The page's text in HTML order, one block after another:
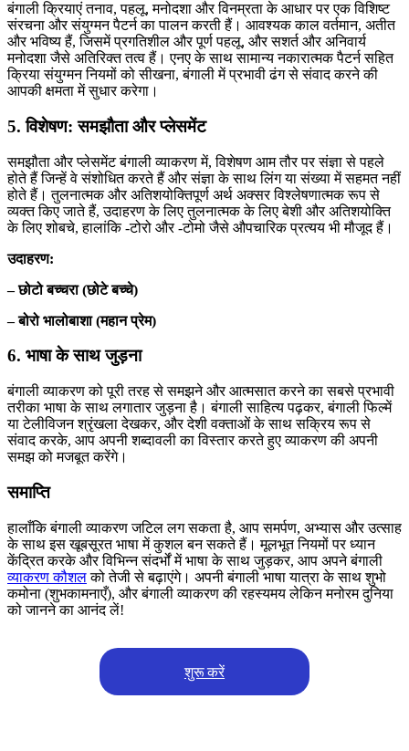
बंगाली क्रियाएं तनाव, पहलू, मनोदशा और विनम्रता के आधार पर एक विशिष्ट
संरचना और संयुग्मन पैटर्न का पालन करती हैं। आवश्यक काल वर्तमान, अतीत
और भविष्य हैं, जिसमें प्रगतिशील और पूर्ण पहलू, और सशर्त और अनिवार्य
मनोदशा जैसे अतिरिक्त तत्व हैं। एनए के साथ सामान्य नकारात्मक पैटर्न सहित
क्रिया संयुग्मन नियमों को सीखना, बंगाली में प्रभावी ढंग से संवाद करने की
आपकी क्षमता में सुधार करेगा।
5. विशेषण: समझौता और प्लेसमेंट
समझौता और प्लेसमेंट बंगाली व्याकरण में, विशेषण आम तौर पर संज्ञा से पहले
होते हैं जिन्हें वे संशोधित करते हैं और संज्ञा के साथ लिंग या संख्या में सहमत नहीं
होते हैं। तुलनात्मक और अतिशयोक्तिपूर्ण अर्थ अक्सर विश्लेषणात्मक रूप से
व्यक्त किए जाते हैं, उदाहरण के लिए तुलनात्मक के लिए बेशी और अतिशयोक्ति
के लिए शोबचे, हालांकि -टोरो और -टोमो जैसे औपचारिक प्रत्यय भी मौजूद हैं।
उदाहरण:
– छोटो बच्चरा (छोटे बच्चे)
– बोरो भालोबाशा (महान प्रेम)
6. भाषा के साथ जुड़ना
बंगाली व्याकरण को पूरी तरह से समझने और आत्मसात करने का सबसे प्रभावी
तरीका भाषा के साथ लगातार जुड़ना है। बंगाली साहित्य पढ़कर, बंगाली फिल्में
या टेलीविजन श्रृंखला देखकर, और देशी वक्ताओं के साथ सक्रिय रूप से
संवाद करके, आप अपनी शब्दावली का विस्तार करते हुए व्याकरण की अपनी
समझ को मजबूत करेंगे।
समाप्ति
हालाँकि बंगाली व्याकरण जटिल लग सकता है, आप समर्पण, अभ्यास और उत्साह
के साथ इस खूबसूरत भाषा में कुशल बन सकते हैं। मूलभूत नियमों पर ध्यान
केंद्रित करके और विभिन्न संदर्भों में भाषा के साथ जुड़कर, आप अपने बंगाली
व्याकरण कौशलको तेजी से बढ़ाएंगे। अपनी बंगाली भाषा यात्रा के साथ शुभो
कमोना (शुभकामनाएँ), और बंगाली व्याकरण की रहस्यमय लेकिन मनोरम दुनिया
को जानने का आनंद लें!
शुरू करें